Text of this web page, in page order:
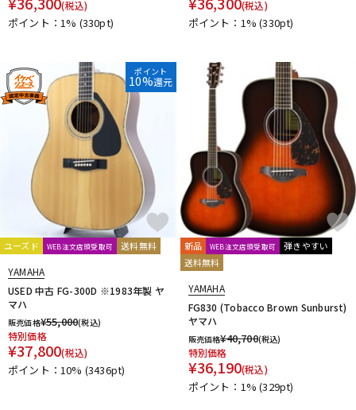
(税込)
ポイント：1% (330pt)
(税込)
ポイント：1%(330pt)
ポイント
10%還元
ユーズド WEB注文店頭受取可 送料無料
YAMAHA
USED 中古 FG-300D ※1983年製 ヤ
マハ
販売価格¥55,000(税込)
特別価格
¥37,800(税込)
ポイント：10% (3436pt)
新品 WEB注文店頭受取可
弾きやすい
送料無料
YAMAHA
FG830 (Tobacco Brown Sunburst)
ヤマハ
販売価格¥40,700(税込)
特別価格
¥36,190(税込)
ポイント：1%(329pt)